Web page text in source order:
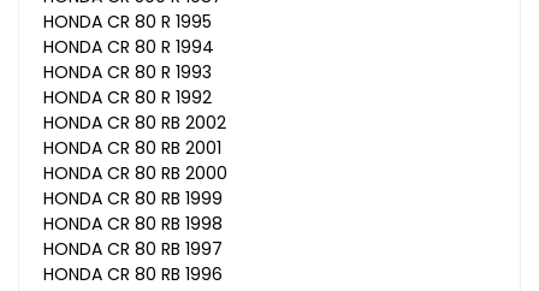
HONDA CR 80 R 1995
HONDA CR 80 R 1994
HONDA CR 80 R 1993
HONDA CR 80 R 1992
HONDA CR 80 RB 2002
HONDA CR 80 RB 2001
HONDA CR 80 RB 2000
HONDA CR 80 RB 1999
HONDA CR 80 RB 1998
HONDA CR 80 RB 1997
HONDA CR 80 RB 1996